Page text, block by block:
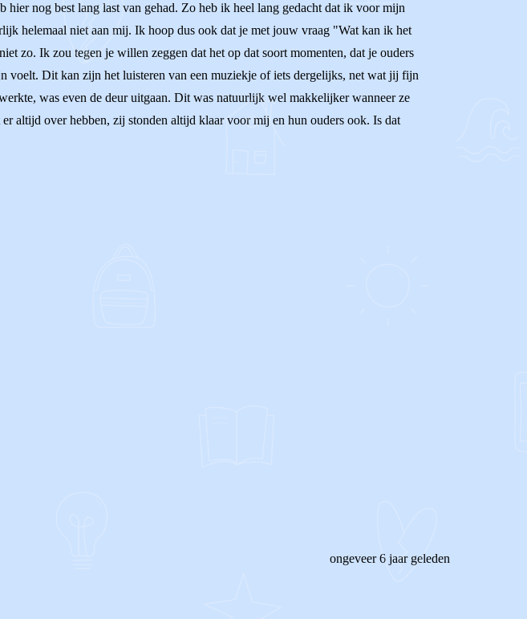
nog best lang last van gehad. Zo heb ik heel lang gedacht dat ik voor mijn
helemaal niet aan mij. Ik hoop dus ook dat je met jouw vraag "Wat kan ik het
zo. Ik zou tegen je willen zeggen dat het op dat soort momenten, dat je ouders
Dit kan zijn het luisteren van een muziekje of iets dergelijks, net wat jij fijn
was even de deur uitgaan. Dit was natuurlijk wel makkelijker wanneer ze
altijd over hebben, zij stonden altijd klaar voor mij en hun ouders ook. Is dat
ongeveer 6 jaar geleden